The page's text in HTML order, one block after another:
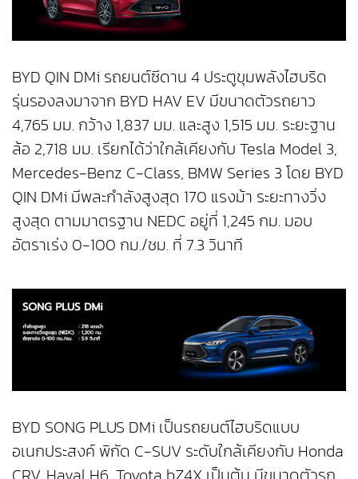
BYD QIN DMi รถยนต์ซีดาน 4 ประตูขุมพลังไฮบริด
รุ่นรองลงมาจาก BYD HAV EV มีขนาดตัวรถยาว
4,765 มม. กว้าง 1,837 มม. และสูง 1,515 มม. ระยะฐาน
ล้อ 2,718 มม. เรียกได้ว่าใกล้เคียงกับ Tesla Model 3,
Mercedes-Benz C-Class, BMW Series 3 โดย BYD
QIN DMi มีพละกำลังสูงสุด 170 แรงม้า ระยะทางวิ่ง
สูงสุด ตามมาตรฐาน NEDC อยู่ที่ 1,245 กม. มอบ
อัตราเร่ง 0-100 กม./ชม. ที่ 7.3 วินาที
BYD SONG PLUS DMi เป็นรถยนต์ไฮบริดแบบ
อเนกประสงค์ พิกัด C-SUV ระดับใกล้เคียงกับ Honda